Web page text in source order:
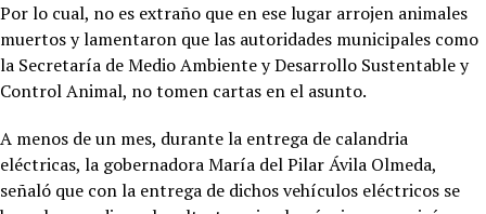
Por lo cual, no es extraño que en ese lugar arrojen animales
muertos y lamentaron que las autoridades municipales como
la Secretaría de Medio Ambiente y Desarrollo Sustentable y
Control Animal, no tomen cartas en el asunto.
A menos de un mes, durante la entrega de calandria
eléctricas, la gobernadora María del Pilar Ávila Olmeda,
señaló que con la entrega de dichos vehículos eléctricos se